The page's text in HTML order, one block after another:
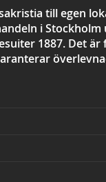
till egen
i Stockholm
1887. Det